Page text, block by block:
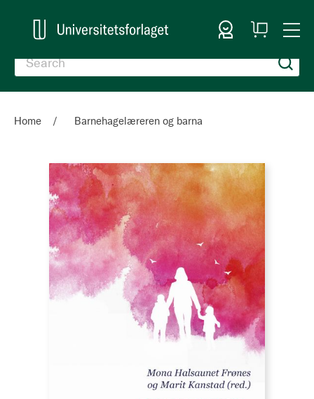
Sign In
My
Cart
Home Barnehagelæreren og barna